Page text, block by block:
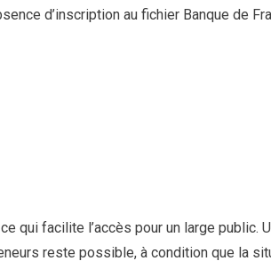
d’inscription au fichier Banque de
qui facilite l’accès pour un large public.
reste possible, à condition que la